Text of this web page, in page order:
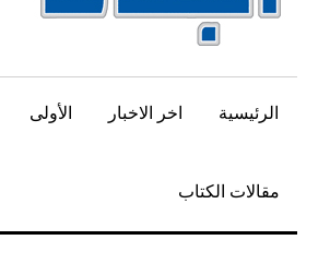
الرئيسية اخر الاخبار الأولى
مقالات الكتاب